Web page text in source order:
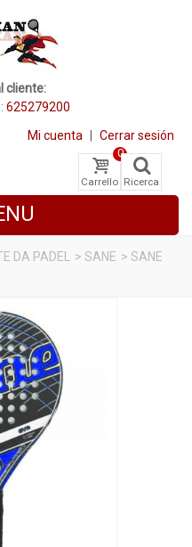
cliente:
625279200
Mi cuenta Cerrar sesión
Carrello
0
Ricerca
DA PADEL > SANE > SANE